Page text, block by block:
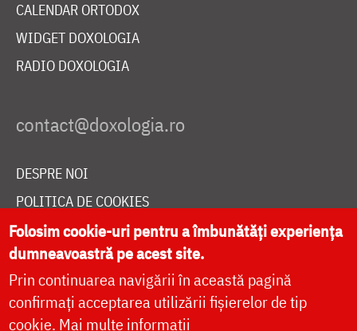
CALENDAR ORTODOX
WIDGET DOXOLOGIA
RADIO DOXOLOGIA
DESPRE NOI
POLITICA DE COOKIES
DONEAZĂ ONLINE PENTRU CATEDRALA NAȚIONALĂ
LIVE
Folosim cookie-uri pentru a îmbunătăți experiența
dumneavoastră pe acest site.
Prin continuarea navigării în această pagină
confirmați acceptarea utilizării fișierelor de tip
cookie. Mai multe informații